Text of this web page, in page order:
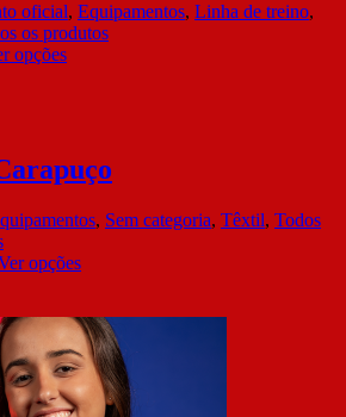
oficial, Equipamentos, Linha de treino,
os produtos
opções
, Sem categoria, Têxtil, Todos
opções